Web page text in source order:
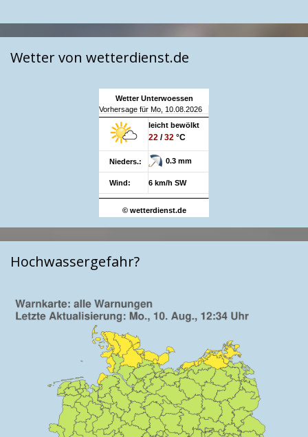
Wetter von wetterdienst.de
Wetter Unterwoessen
Vorhersage für Mo, 10.08.2026
leicht bewölkt
22 /32 °C
Nieders.: 0.3 mm
Wind: 6 km/h SW
© wetterdienst.de
Hochwassergefahr?